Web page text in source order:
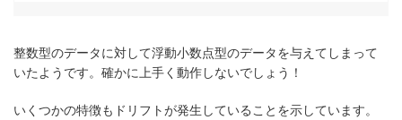
整数型のデータに対して浮動小数点型のデータを与えてしまって
いたようです。確かに上手く動作しないでしょう！
いくつかの特徴もドリフトが発生していることを示しています。